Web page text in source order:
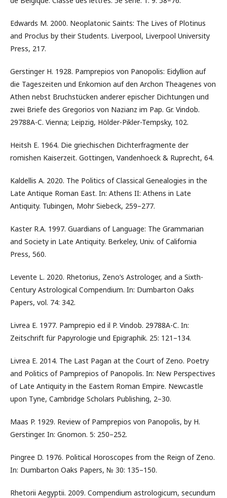
Edwards M. 2000. Neoplatonic Saints: The Lives of Plotinus
and Proclus by their Students. Liverpool, Liverpool University
Press, 217.
Gerstinger H. 1928. Pamprepios von Panopolis: Eidyllion auf
die Tageszeiten und Enkomion auf den Archon Theagenes von
Athen nebst Bruchstücken anderer epischer Dichtungen und
zwei Briefe des Gregorios von Nazianz im Pap. Gr. Vindob.
29788A-C. Vienna; Leipzig, Hölder-Pikler-Tempsky, 102.
Heitsh E. 1964. Die griechischen Dichterfragmente der
romishen Kaiserzeit. Gottingen, Vandenhoeck & Ruprecht, 64.
Kaldellis A. 2020. The Politics of Classical Genealogies in the
Late Antique Roman East. In: Athens II: Athens in Late
Antiquity. Tubingen, Mohr Siebeck, 259–277.
Kaster R.A. 1997. Guardians of Language: The Grammarian
and Society in Late Antiquity. Berkeley, Univ. of California
Press, 560.
Levente L. 2020. Rhetorius, Zeno’s Astrologer, and a Sixth-
Century Astrological Compendium. In: Dumbarton Oaks
Papers, vol. 74: 342.
Livrea E. 1977. Pamprepio ed il P. Vindob. 29788A-C. In:
Zeitschrift für Papyrologie und Epigraphik. 25: 121–134.
Livrea E. 2014. The Last Pagan at the Court of Zeno. Poetry
and Politics of Pamprepios of Panopolis. In: New Perspectives
of Late Antiquity in the Eastern Roman Empire. Newcastle
upon Tyne, Cambridge Scholars Publishing, 2–30.
Maas P. 1929. Review of Pamprepios von Panopolis, by H.
Gerstinger. In: Gnomon. 5: 250–252.
Pingree D. 1976. Political Horoscopes from the Reign of Zeno.
In: Dumbarton Oaks Papers, № 30: 135–150.
Rhetorii Aegyptii. 2009. Compendium astrologicum, secundum